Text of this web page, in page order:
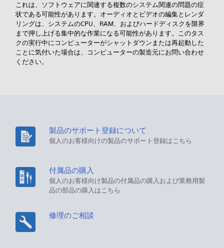
これは、ソフトウェアに関連する複数のシステム関連の問題の症
状である可能性があります。オーディオとビデオの編集とレンダ
リングは、システムのCPU、RAM、およびハードディスクを限界
まで押し上げる集中的な作業になる可能性があります。このタス
クの実行中にコンピューターがシャットダウンまたは再起動した
ことに気付いた場合は、コンピューターの製造元にお問い合わせ
ください。
製品のサポート登録について
個人のお客様向けの製品のサポート登録はこちら
付属品の購入
個人のお客様向け製品の付属品の購入および業務用製
品の部品の購入はこちら
修理のご相談